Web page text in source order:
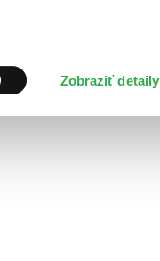
Zobraziť detaily